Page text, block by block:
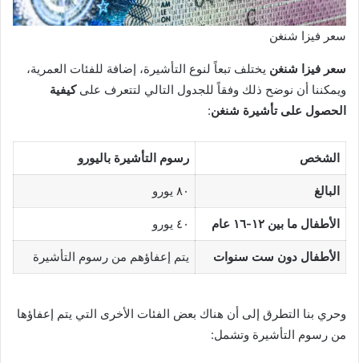
سعر فيزا شنغن
سعر فيزا شنغن يختلف تبعاً لنوع التأشيرة، إضافة للفئات العمرية،
ويمكننا أن نوضح ذلك وفقاً للجدول التالي لتتعرف علىكيفية
الحصول على تأشيرة شنغن:
الشخص رسوم التأشيرة باليورو
البالغ ٨٠ يورو
الأطفال ما بين ١٢-١٦ عام ٤٠ يورو
الأطفال دون ست سنوات يتم إعفاؤهم من رسوم التأشيرة
وحري بنا التطرق إلى أن هناك بعض الفئات الأخرى التي يتم إعفاؤها
من رسوم التأشيرة وتشمل: